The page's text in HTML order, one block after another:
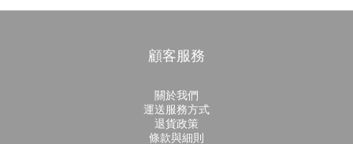
顧客服務
關於我們
運送服務方式
退貨政策
條款與細則